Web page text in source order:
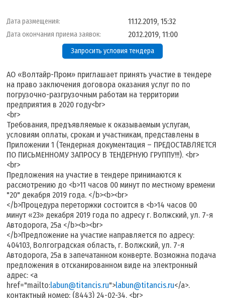
Дата размещения: 11.12.2019, 15:32
Дата окончания приема заявок: 20.12.2019, 11:00
Запросить условия тендера
АО «Волтайр-Пром» приглашает принять участие в тендере
на право заключения договора оказания услуг по по
погрузочно-разгрузочным работам на территории
предприятия в 2020 году<br>
<br>
Требования, предъявляемые к оказываемым услугам,
условиям оплаты, срокам и участникам, представлены в
Приложении 1 (Тендерная документация – ПРЕДОСТАВЛЯЕТСЯ
ПО ПИСЬМЕННОМУ ЗАПРОСУ В ТЕНДЕРНУЮ ГРУППУ!!!). <br>
<br>
Предложения на участие в тендере принимаются к
рассмотрению до <b>11 часов 00 минут по местному времени
"20" декабря 2019 года. </b><b><br>
</b>Процедура переторжки состоится в <b>14 часов 00
минут «23» декабря 2019 года по адресу г. Волжский, ул. 7-я
Автодорога, 25а </b><b><br>
</b>Предложение на участие направляется по адресу:
404103, Волгоградская область, г. Волжский, ул. 7-я
Автодорога, 25а в запечатанном конверте. Возможна подача
предложения в отсканированном виде на электронный
адрес: <a
href="mailto:labun@titancis.ru">labun@titancis.ru</a>.
контактный номер: (8443) 24-02-34. <br>